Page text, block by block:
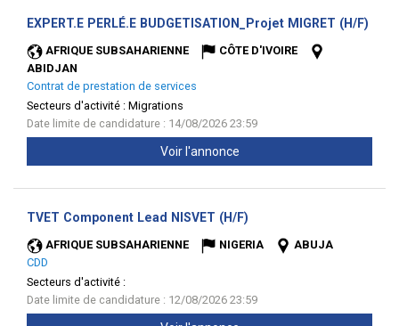
EXPERT.E PERLÉ.E BUDGETISATION_Projet MIGRET (H/F)
AFRIQUE SUBSAHARIENNE
CÔTE D'IVOIRE
ABIDJAN
Contrat de prestation de services
Secteurs d'activité : Migrations
Date limite de candidature : 14/08/2026 23:59
Voir l'annonce
TVET Component Lead NISVET (H/F)
AFRIQUE SUBSAHARIENNE NIGERIA
ABUJA
CDD
Secteurs d'activité :
Date limite de candidature : 12/08/2026 23:59